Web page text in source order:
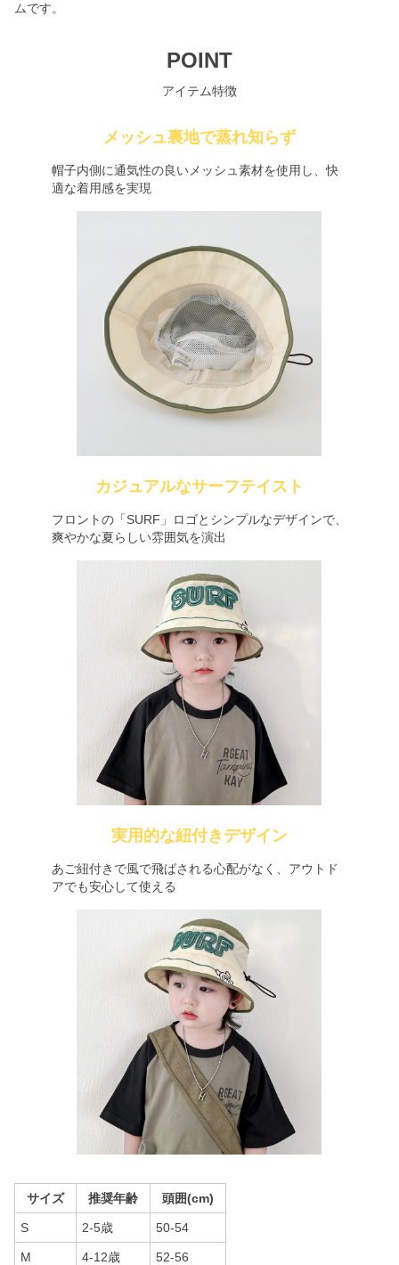
ムです。
POINT
アイテム特徴
メッシュ裏地で蒸れ知らず
帽子内側に通気性の良いメッシュ素材を使用し、快
適な着用感を実現
カジュアルなサーフテイスト
フロントの「SURF」ロゴとシンプルなデザインで、
爽やかな夏らしい雰囲気を演出
実用的な紐付きデザイン
あご紐付きで風で飛ばされる心配がなく、アウトド
アでも安心して使える
サイズ 推奨年齢 頭囲(cm)
S 2-5歳 50-54
M 4-12歳 52-56